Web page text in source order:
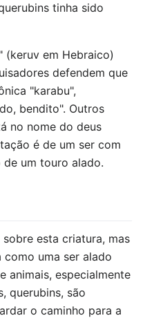
tinha sido
(keruv em Hebraico)
defendem que
"karabu",
bendito". Outros
no nome do deus
é de um ser com
um touro alado.
esta criatura, mas
uma ser alado
animais, especialmente
querubins, são
o caminho para a